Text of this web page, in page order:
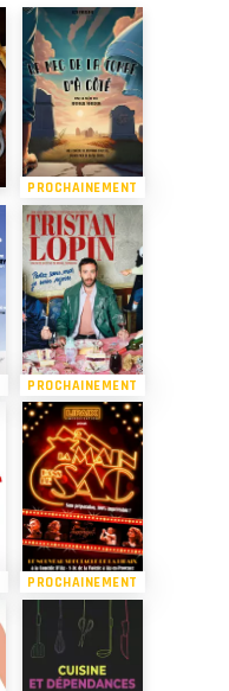
PROCHAINEMENT
PROCHAINEMENT
PROCHAINEMENT